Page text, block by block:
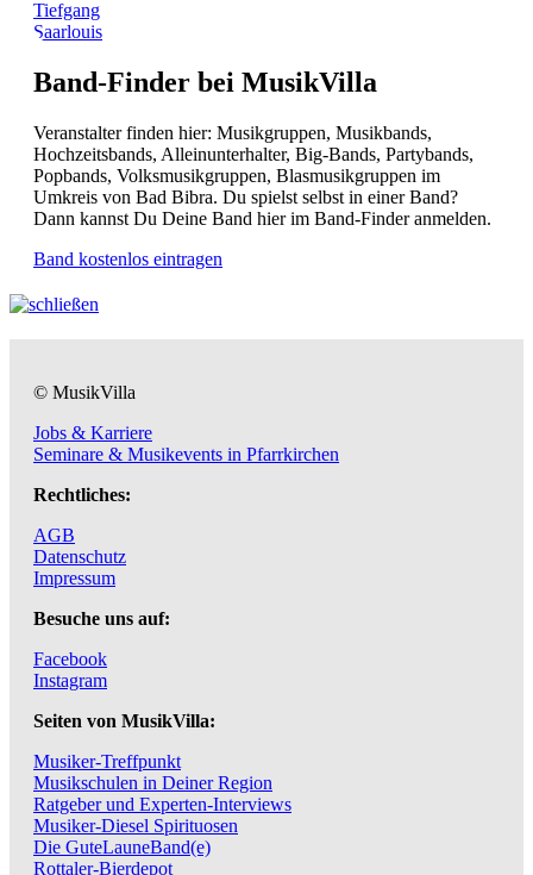
Tiefgang
Saarlouis
Band-Finder bei MusikVilla
Veranstalter finden hier: Musikgruppen, Musikbands,
Hochzeitsbands, Alleinunterhalter, Big-Bands, Partybands,
Popbands, Volksmusikgruppen, Blasmusikgruppen im
Umkreis von Bad Bibra. Du spielst selbst in einer Band?
Dann kannst Du Deine Band hier im Band-Finder anmelden.
Band kostenlos eintragen
© MusikVilla
Jobs & Karriere
Seminare & Musikevents in Pfarrkirchen
Rechtliches:
AGB
Datenschutz
Impressum
Besuche uns auf:
Facebook
Instagram
Seiten von MusikVilla:
Musiker-Treffpunkt
Musikschulen in Deiner Region
Ratgeber und Experten-Interviews
Musiker-Diesel Spirituosen
Die GuteLauneBand(e)
Rottaler-Bierdepot